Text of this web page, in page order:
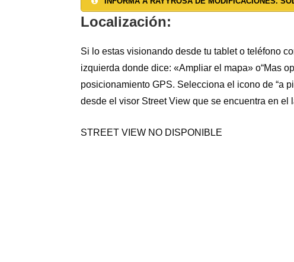
JARDÍN: NO
ALOJAMIENTO PRIVADO: NO
DUCHAS: 5
LAVADORA: SI (coste adicional)
LAVADERO: SI
SECADORA: SI (coste adicional)
CALEFACCIÓN: SI
Sábanas
INTERNET WI-FI: NO
RESGUARDO BICICLETAS: SI
ESTABLO: NO
Localización:
Si lo estas visionando desde tu tablet o teléfono
izquierda donde dice: «Ampliar el mapa» o“Mas
posicionamiento GPS. Selecciona el icono de “a
desde el visor Street View que se encuentra en el
STREET VIEW NO DISPONIBLE